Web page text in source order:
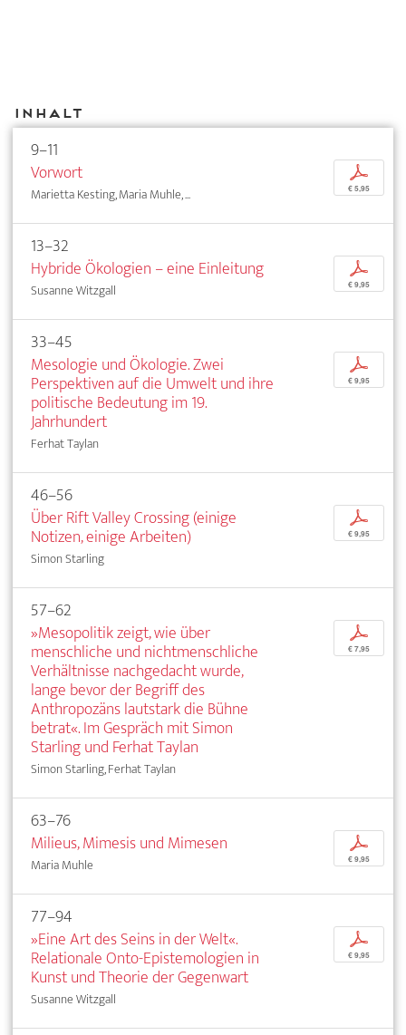
Inhalt
9–11
Vorwort
Marietta Kesting, Maria Muhle, ...
p
€ 5,95
13–32
Hybride Ökologien – eine Einleitung
Susanne Witzgall
p
€ 9,95
33–45
Mesologie und Ökologie. Zwei
Perspektiven auf die Umwelt und ihre
politische Bedeutung im 19.
Jahrhundert
Ferhat Taylan
p
€ 9,95
46–56
Über Rift Valley Crossing (einige
Notizen, einige Arbeiten)
Simon Starling
p
€ 9,95
57–62
»Mesopolitik zeigt, wie über
menschliche und nichtmenschliche
Verhältnisse nachgedacht wurde,
lange bevor der Begriff des
Anthropozäns lautstark die Bühne
betrat«. Im Gespräch mit Simon
Starling und Ferhat Taylan
Simon Starling, Ferhat Taylan
p
€ 7,95
63–76
Milieus, Mimesis und Mimesen
Maria Muhle
p
€ 9,95
77–94
»Eine Art des Seins in der Welt«.
Relationale Onto-Epistemologien in
Kunst und Theorie der Gegenwart
Susanne Witzgall
p
€ 9,95